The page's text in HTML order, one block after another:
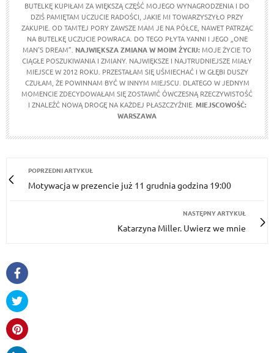
BUTELKĘ KUPIŁAM ZA WIĘKSZĄ CZĘŚĆ MOJEGO WYNAGRODZENIA I DO
DZIŚ PAMIĘTAM UCZUCIE RADOŚCI, JAKIE MI TOWARZYSZYŁO PRZY
ZAKUPIE. OD TAMTEJ PORY ZAWSZE MAM JE NA PÓŁCE, NAWET PATRZĄC
NA BUTELKĘ UCZUCIE POWRACA. DO TEGO PŁYTA YANNI I JEGO „ONE
MAN'S DREAM”. NAJWIĘKSZA ZMIANA W MOIM ŻYCIU:MOJE ŻYCIE TO
CIĄGŁE POSZUKIWANIA I ZMIANY. NAJWIĘKSZE I NAJTRUDNIEJSZE MIAŁY
MIEJSCE W 2012 ROKU. PRZESTAŁAM SIĘ UŚMIECHAĆ I W GŁĘBI DUSZY
CZUŁAM, ŻE POWINNAM BYĆ W INNYM MIEJSCU. DLATEGO W JEDNYM
MOMENCIE ZDECYDOWAŁAM SIĘ ZOSTAWIĆ ÓWCZESNĄ RZECZYWISTOŚĆ
I ZNALEŹĆ NOWĄ DROGĘ NA KAŻDEJ PŁASZCZYŹNIE. MIEJSCOWOŚĆ:
WARSZAWA
POPRZEDNI ARTYKUŁ
Motywacja w prezencie już 11 grudnia godzina 19:00
NASTĘPNY ARTYKUŁ
Katarzyna Miller. Uwierz we mnie